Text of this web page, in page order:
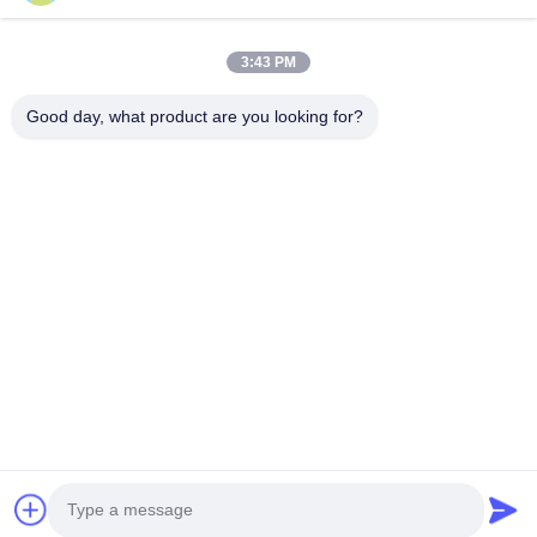
© 2026 Acme (Shenzhen) Technology Co., Ltd. All Rights Reserved.
3:43 PM
Good day, what product are you looking for?